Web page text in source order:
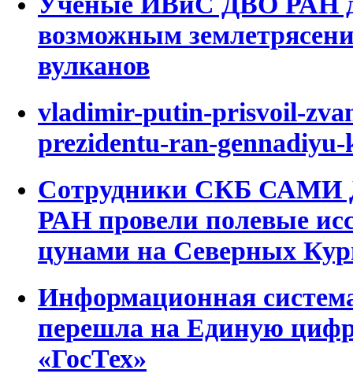
возможным
вулканов
vladimir-putin-prisvoil-
prezidentu-ran-
Сотрудники СКБ
РАН провели полевые
цунами на Северных
Информационная
перешла на Единую
«ГосТех»